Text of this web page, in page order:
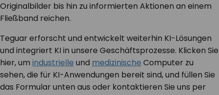
Originalbilder bis hin zu informierten Aktionen an einem
Fließband reichen.
Teguar erforscht und entwickelt weiterhin KI-Lösungen
und integriert KI in unsere Geschäftsprozesse. Klicken Sie
hier, um industrielle und medizinische Computer zu
sehen, die für KI-Anwendungen bereit sind, und füllen Sie
das Formular unten aus oder kontaktieren Sie uns per